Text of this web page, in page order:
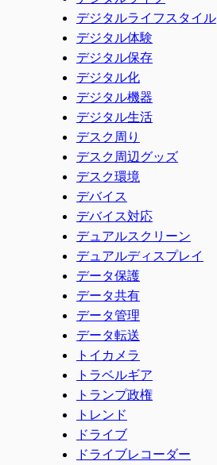
デジタルライフスタイル
デジタル体験
デジタル保存
デジタル化
デジタル機器
デジタル生活
デスク周り
デスク周辺グッズ
デスク環境
デバイス
デバイス対応
デュアルスクリーン
デュアルディスプレイ
データ保護
データ共有
データ管理
データ転送
トイカメラ
トラベルギア
トランプ政権
トレンド
ドライブ
ドライブレコーダー